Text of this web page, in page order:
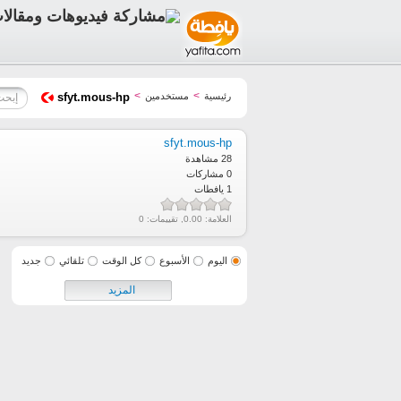
رئيسية > مستخدمين >
sfyt.mous-hp
sfyt.mous-hp
28 مشاهدة
0 مشاركات
1 يافطات
العلامة: 0.00 , تقييمات: 0
اليوم الأسبوع كل الوقت تلقائي جديد
المزيد